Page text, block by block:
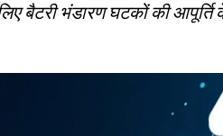
बैटरी भंडारण घटकों की